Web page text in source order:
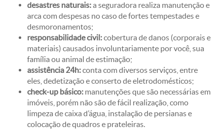
desastres naturais:a seguradora realiza manutenção e
arca com despesas no caso de fortes tempestades e
desmoronamentos;
responsabilidade civil:cobertura de danos (corporais e
materiais) causados involuntariamente por você, sua
família ou animal de estimação;
assistência 24h:conta com diversos serviços, entre
eles, dedetização e conserto de eletrodomésticos;
check-up básico: manutenções que são necessárias em
imóveis, porém não são de fácil realização, como
limpeza de caixa d’água, instalação de persianas e
colocação de quadros e prateleiras.